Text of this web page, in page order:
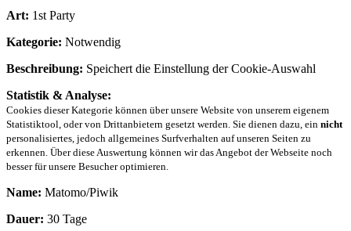
Art: 1st Party
Kategorie: Notwendig
Beschreibung: Speichert die Einstellung der Cookie-Auswahl
Statistik & Analyse:
Cookies dieser Kategorie können über unsere Website von unserem eigenem
Statistiktool, oder von Drittanbietern gesetzt werden. Sie dienen dazu, ein nicht
personalisiertes, jedoch allgemeines Surfverhalten auf unseren Seiten zu
erkennen. Über diese Auswertung können wir das Angebot der Webseite noch
besser für unsere Besucher optimieren.
Name: Matomo/Piwik
Dauer: 30 Tage